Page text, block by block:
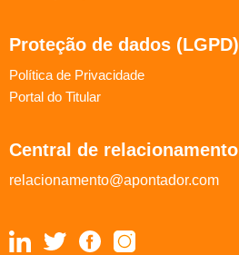
Proteção de dados (LGPD)
Política de Privacidade
Portal do Titular
Central de relacionamento
relacionamento@apontador.com